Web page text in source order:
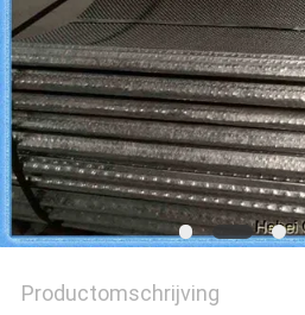
Productomschrijving